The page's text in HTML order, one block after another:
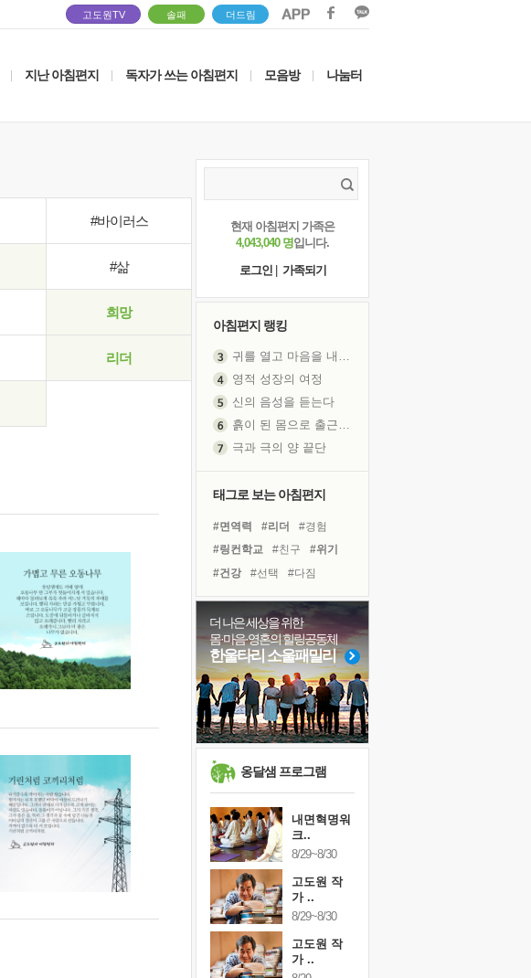
고도원TV 솔패 더드림
지난 아침편지 독자가 쓰는 아침편지 모음방 나눔터
#바이러스
#삶
희망
리더
현재 아침편지 가족은
4,043,040 명입니다.
로그인
가족되기
아침편지 랭킹
귀를 열고 마음을 내어주고
영적 성장의 여정
신의 음성을 듣는다
흙이 된 몸으로 출근하는 여자
극과 극의 양 끝단
아픈 아버지를 위한 공간 설계
슬럼프
보고 싶은 어머니
유년 시절의 부산 영도 바다
못된 꼰대들
너무 황홀한 꽃들이여!
희망이란
'모른다'는 것
태그로 보는 아침편지
#면역력 #리더
#경험
#링컨학교
#친구
#위기
#건강
#선택
#다짐
#힐링
#독서
#극복
#계획
#희망
#삶
#바이러스
#사람
#독서캠프
#명상
#나눔
#비전캠프
더 나은 세상을 위한
몸·마음·영혼의 힐링공동체
한울타리 소울패밀리
옹달샘 프로그램
건강명상법
스..
10/9~10/10
내면혁명워
10/17~10/18
내면혁명워
크..
8/29~8/30
고도원 작
가 ..
8/29~8/30
고도원 작
가 ..